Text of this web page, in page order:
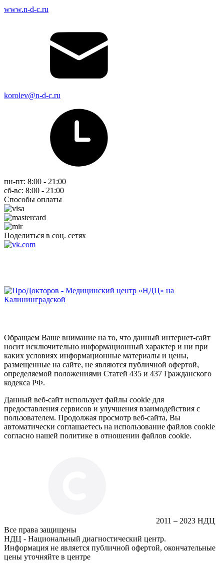
www.n-d-c.ru
korolev@n-d-c.ru
пн-пт: 8:00 - 21:00
сб-вс: 8:00 - 21:00
Способы оплаты
Поделиться в соц. сетях
Обращаем Ваше внимание на то, что данный интернет-сайт
носит исключительно информационный характер и ни при
каких условиях информационные материалы и цены,
размещенные на сайте, не являются публичной офертой,
определяемой положениями Статей 435 и 437 Гражданского
кодекса РФ.
Данный веб-сайт использует файлы cookie для
предоставления сервисов и улучшения взаимодействия с
пользователем. Продолжая просмотр веб-сайта, Вы
автоматически соглашаетесь на использование файлов cookie
согласно нашей политике в отношении файлов cookie.
2011 – 2023 НДЦ
Все права защищены
НДЦ - Национальный диагностический центр.
Информация не является публичной офертой, окончательные
цены уточняйте в центре